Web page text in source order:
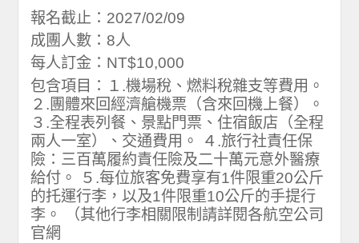
報名截止：2027/02/09
成團人數：8人
每人訂金：NT$10,000
包含項目：１.機場稅、燃料稅雜支等費用。
２.團體來回經濟艙機票（含來回機上餐）。
３.全程表列餐、景點門票、住宿飯店（全程
兩人一室）、交通費用。 ４.旅行社責任保
險：三百萬履約責任險及二十萬元意外醫療
給付。 ５.每位旅客免費享有1件限重20公斤
的托運行李，以及1件限重10公斤的手提行
李。 （其他行李相關限制請詳閱各航空公司
官網